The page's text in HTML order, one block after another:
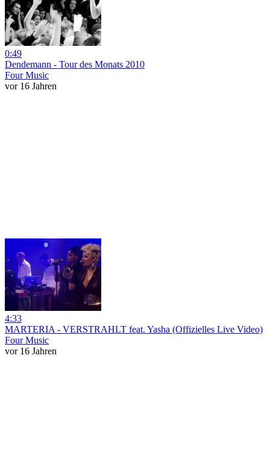
0:49
Dendemann - Tour des Monats 2010
Four Music
vor 16 Jahren
4:33
MARTERIA - VERSTRAHLT feat. Yasha (Offizielles Live Video)
Four Music
vor 16 Jahren